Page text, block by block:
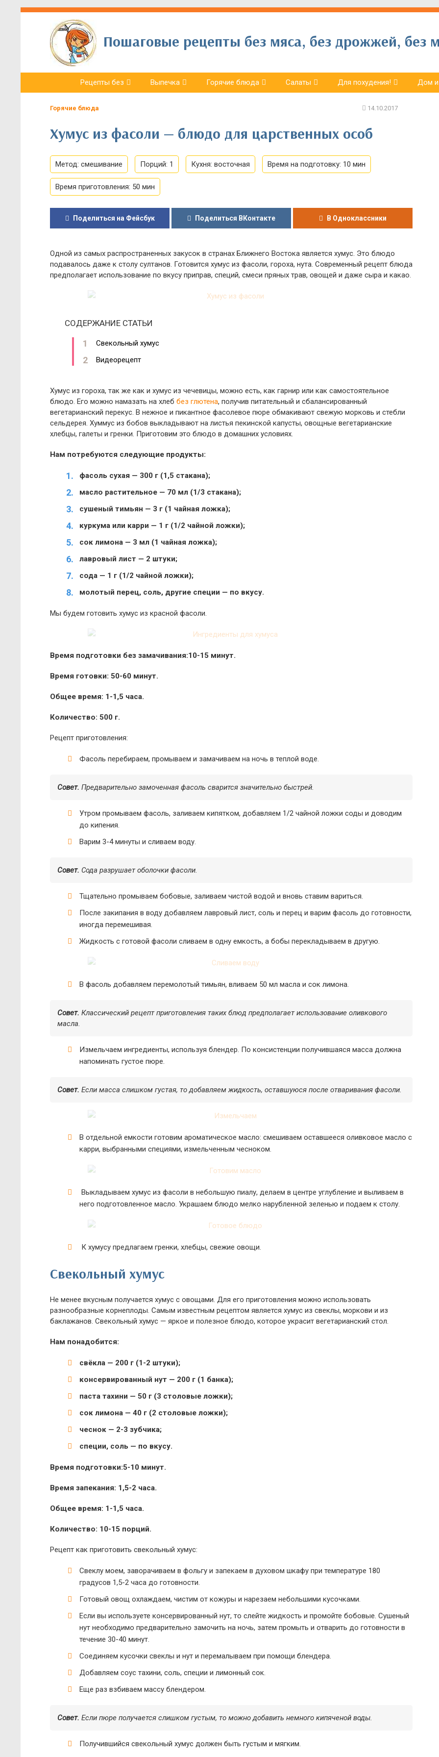
Пошаговые рецепты без мяса, без дрожжей, без
Рецепты без Выпечка Горячие блюда Салаты Для похудения! Дом и
Горячие блюда
Хумус из фасоли — блюдо для царственных особ
Метод: смешивание Порций: 1 Кухня: восточная Время на подготовку: 10 мин
Время приготовления: 50 мин
Поделиться на Фейсбук Поделиться ВКонтакте В Одноклассники
Одной из самых распространенных закусок в странах Ближнего Востока является хумус. Это блюдо
подавалось даже к столу султанов. Готовится хумус из фасоли, гороха, нута. Современный рецепт блюда
предполагает использование по вкусу приправ, специй, смеси пряных трав, овощей и даже сыра и какао.
СОДЕРЖАНИЕ СТАТЬИ
Свекольный хумус
Видеорецепт
Хумус из гороха, так же как и хумус из чечевицы, можно есть, как гарнир или как самостоятельное
блюдо. Его можно намазать на хлеб без глютена, получив питательный и сбалансированный
вегетарианский перекус. В нежное и пикантное фасолевое пюре обмакивают свежую морковь и стебли
сельдерея. Хуммус из бобов выкладывают на листья пекинской капусты, овощные вегетарианские
хлебцы, галеты и гренки. Приготовим это блюдо в домашних условиях.
Нам потребуются следующие продукты:
фасоль сухая — 300 г (1,5 стакана);
масло растительное — 70 мл (1/3 стакана);
сушеный тимьян — 3 г (1 чайная ложка);
куркума или карри — 1 г (1/2 чайной ложки);
сок лимона — 3 мл (1 чайная ложка);
лавровый лист — 2 штуки;
сода — 1 г (1/2 чайной ложки);
молотый перец, соль, другие специи — по вкусу.
Мы будем готовить хумус из красной фасоли.
Время подготовки без замачивания:10-15 минут.
Время готовки: 50-60 минут.
Общее время: 1-1,5 часа.
Количество: 500 г.
Рецепт приготовления:
Фасоль перебираем, промываем и замачиваем на ночь в теплой воде.
Совет. Предварительно замоченная фасоль сварится значительно быстрей.
Утром промываем фасоль, заливаем кипятком, добавляем 1/2 чайной ложки соды и доводим
до кипения.
Варим 3-4 минуты и сливаем воду.
Совет. Сода разрушает оболочки фасоли.
Тщательно промываем бобовые, заливаем чистой водой и вновь ставим вариться.
После закипания в воду добавляем лавровый лист, соль и перец и варим фасоль до готовности,
иногда перемешивая.
Жидкость с готовой фасоли сливаем в одну емкость, а бобы перекладываем в другую.
В фасоль добавляем перемолотый тимьян, вливаем 50 мл масла и сок лимона.
Совет. Классический рецепт приготовления таких блюд предполагает использование оливкового
масла.
Измельчаем ингредиенты, используя блендер. По консистенции получившаяся масса должна
напоминать густое пюре.
Совет. Если масса слишком густая, то добавляем жидкость, оставшуюся после отваривания фасоли.
В отдельной емкости готовим ароматическое масло: смешиваем оставшееся оливковое масло с
карри, выбранными специями, измельченным чесноком.
Выкладываем хумус из фасоли в небольшую пиалу, делаем в центре углубление и выливаем в
него подготовленное масло. Украшаем блюдо мелко нарубленной зеленью и подаем к столу.
К хумусу предлагаем гренки, хлебцы, свежие овощи.
Свекольный хумус
Не менее вкусным получается хумус с овощами. Для его приготовления можно использовать
разнообразные корнеплоды. Самым известным рецептом является хумус из свеклы, моркови и из
баклажанов. Свекольный хумус — яркое и полезное блюдо, которое украсит вегетарианский стол.
Нам понадобится:
свёкла — 200 г (1-2 штуки);
консервированный нут — 200 г (1 банка);
паста тахини — 50 г (3 столовые ложки);
сок лимона — 40 г (2 столовые ложки);
чеснок — 2-3 зубчика;
специи, соль — по вкусу.
Время подготовки:5-10 минут.
Время запекания: 1,5-2 часа.
Общее время: 1-1,5 часа.
Количество: 10-15 порций.
Рецепт как приготовить свекольный хумус:
Свеклу моем, заворачиваем в фольгу и запекаем в духовом шкафу при температуре 180
градусов 1,5-2 часа до готовности.
Готовый овощ охлаждаем, чистим от кожуры и нарезаем небольшими кусочками.
Если вы используете консервированный нут, то слейте жидкость и промойте бобовые. Сушеный
нут необходимо предварительно замочить на ночь, затем промыть и отварить до готовности в
течение 30-40 минут.
Соединяем кусочки свеклы и нут и перемалываем при помощи блендера.
Добавляем соус тахини, соль, специи и лимонный сок.
Еще раз взбиваем массу блендером.
Совет. Если пюре получается слишком густым, то можно добавить немного кипяченой воды.
Получившийся свекольный хумус должен быть густым и мягким.